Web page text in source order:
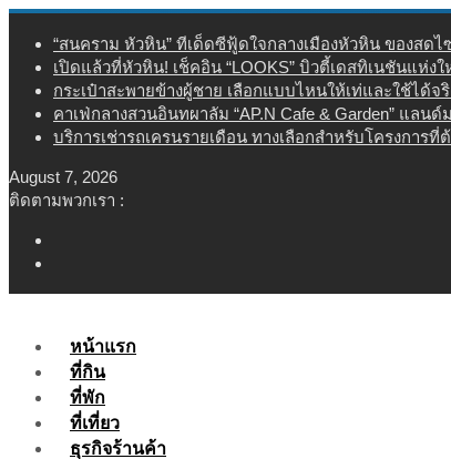
content
“สนคราม หัวหิน” ทีเด็ดซีฟู้ดใจกลางเมืองหัวหิน ของสด
เปิดแล้วที่หัวหิน! เช็คอิน “LOOKS” บิวตี้เดสทิเนชันแห่
กระเป๋าสะพายข้างผู้ชาย เลือกแบบไหนให้เท่และใช้ได้จริ
คาเฟ่กลางสวนอินทผาลัม “AP.N Cafe & Garden” แล
บริการเช่ารถเครนรายเดือน ทางเลือกสำหรับโครงการที่
August 7, 2026
ติดตามพวกเรา :
หน้าแรก
ที่กิน
ที่พัก
ที่เที่ยว
ธุรกิจร้านค้า